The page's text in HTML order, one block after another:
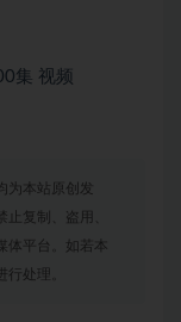
集 视频
为本站原创发
复制、盗用、
体平台。如若本
处理。